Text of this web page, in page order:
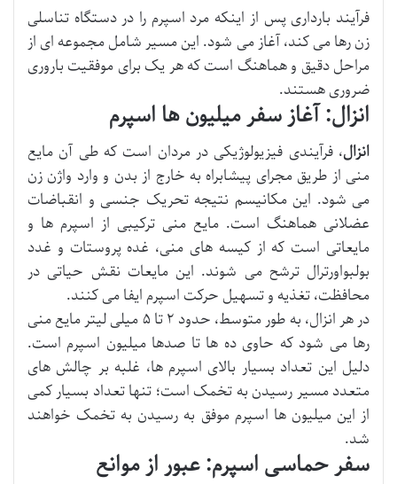
فرآیند بارداری پس از اینکه مرد اسپرم را در دستگاه تناسلی
زن رها می کند، آغاز می شود. این مسیر شامل مجموعه ای از
مراحل دقیق و هماهنگ است که هر یک برای موفقیت باروری
ضروری هستند.
انزال: آغاز سفر میلیون ها اسپرم
انزال، فرآیندی فیزیولوژیکی در مردان است که طی آن مایع
منی از طریق مجرای پیشابراه به خارج از بدن و وارد واژن زن
می شود. این مکانیسم نتیجه تحریک جنسی و انقباضات
عضلانی هماهنگ است. مایع منی ترکیبی از اسپرم ها و
مایعاتی است که از کیسه های منی، غده پروستات و غدد
بولبواورترال ترشح می شوند. این مایعات نقش حیاتی در
محافظت، تغذیه و تسهیل حرکت اسپرم ایفا می کنند.
در هر انزال، به طور متوسط، حدود ۲ تا ۵ میلی لیتر مایع منی
رها می شود که حاوی ده ها تا صدها میلیون اسپرم است.
دلیل این تعداد بسیار بالای اسپرم ها، غلبه بر چالش های
متعدد مسیر رسیدن به تخمک است؛ تنها تعداد بسیار کمی
از این میلیون ها اسپرم موفق به رسیدن به تخمک خواهند
شد.
سفر حماسی اسپرم: عبور از موانع